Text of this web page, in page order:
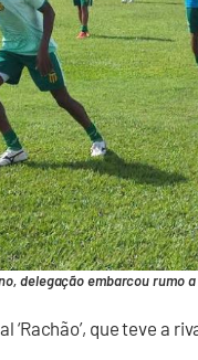
delegação embarcou rumo a
que teve a